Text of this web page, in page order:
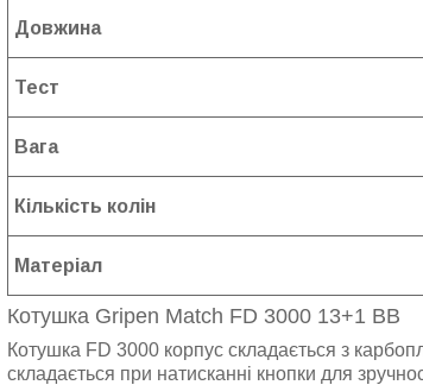
Довжина
Тест
Вага
Кількість колін
Матеріал
Котушка Gripen Match FD 3000 13+1 BB
Котушка FD 3000 корпус складається з
складається при натисканні кнопки для